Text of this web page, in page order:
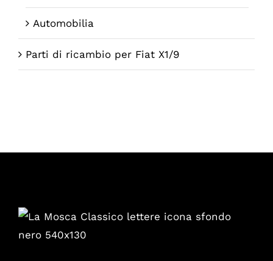
Automobilia
Parti di ricambio per Fiat X1/9